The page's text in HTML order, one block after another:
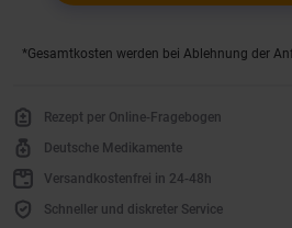
*Gesamtkosten werden bei Ablehnung der
Rezept per Online-Fragebogen
Deutsche Medikamente
Versandkostenfrei in 24-48h
Schneller und diskreter Service